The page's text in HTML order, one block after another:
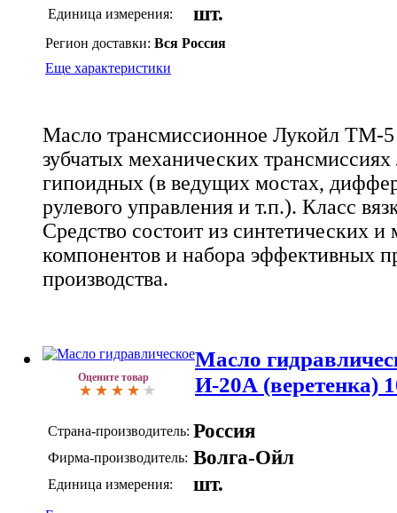
Единица измерения: шт.
Регион доставки: Вся Россия
Еще характеристики
Масло трансмиссионное Лукойл ТМ-5
зубчатых механических
гипоидных (в ведущих мостах,
рулевого управления и т.п.). Класс
Средство состоит из синтетических
компонентов и набора эффективных
производства.
Оцените товар
Масло
И-20А (веретенка)
Страна-производитель: Россия
Фирма-производитель: Волга-Ойл
Единица измерения: шт.